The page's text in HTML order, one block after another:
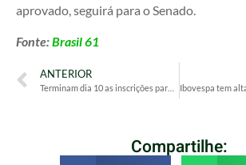
aprovado, seguirá para o Senado.
Fonte:Brasil 61
ANTERIOR
Compartilhe: